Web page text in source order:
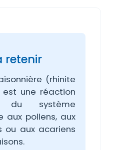
retenir
(rhinite
une réaction
du système
aux pollens, aux
ou aux acariens